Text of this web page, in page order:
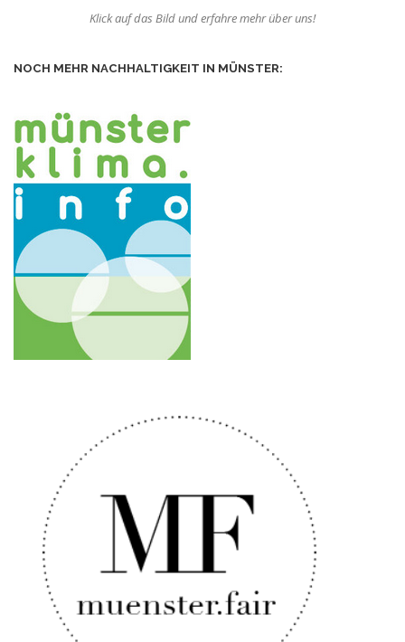
Klick auf das Bild und erfahre mehr über uns!
NOCH MEHR NACHHALTIGKEIT IN MÜNSTER: